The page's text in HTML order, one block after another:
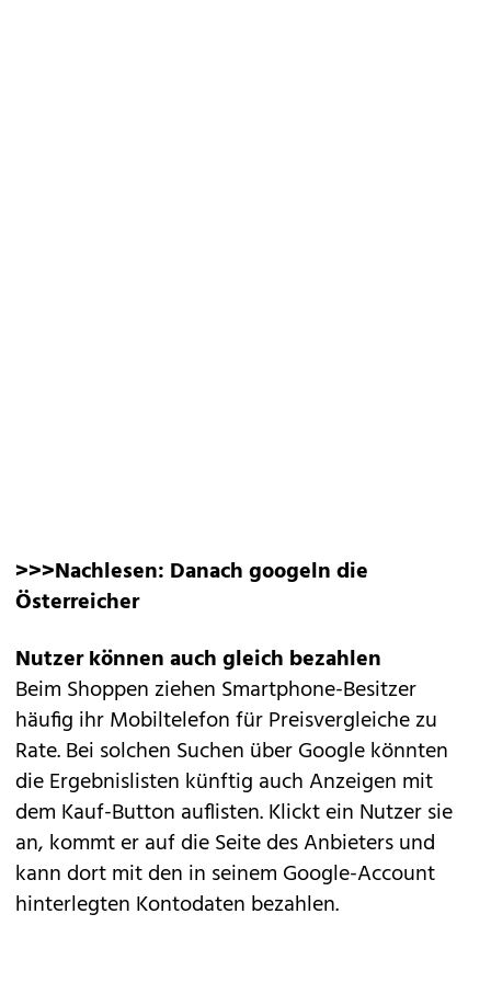
>>>Nachlesen: Danach googeln die
Österreicher
Nutzer können auch gleich bezahlen
Beim Shoppen ziehen Smartphone-Besitzer
häufig ihr Mobiltelefon für Preisvergleiche zu
Rate. Bei solchen Suchen über Google könnten
die Ergebnislisten künftig auch Anzeigen mit
dem Kauf-Button auflisten. Klickt ein Nutzer sie
an, kommt er auf die Seite des Anbieters und
kann dort mit den in seinem Google-Account
hinterlegten Kontodaten bezahlen.